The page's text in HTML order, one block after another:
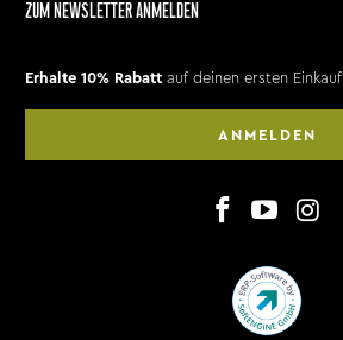
ZUM NEWSLETTER ANMELDEN
Erhalte 10% Rabatt auf deinen ersten Einkauf.
ANMELDEN